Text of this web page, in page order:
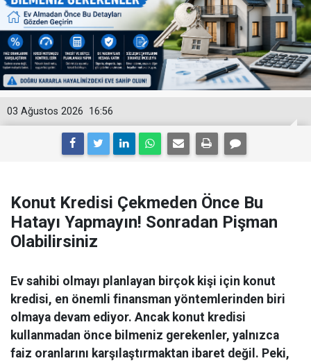
16:56
03 Ağustos 2026
Konut Kredisi Çekmeden Önce Bu
Hatayı Yapmayın! Sonradan Pişman
Olabilirsiniz
Ev sahibi olmayı planlayan birçok kişi için konut
kredisi, en önemli finansman yöntemlerinden biri
olmaya devam ediyor. Ancak konut kredisi
kullanmadan önce bilmeniz gerekenler, yalnızca
faiz oranlarını karşılaştırmaktan ibaret değil. Peki,